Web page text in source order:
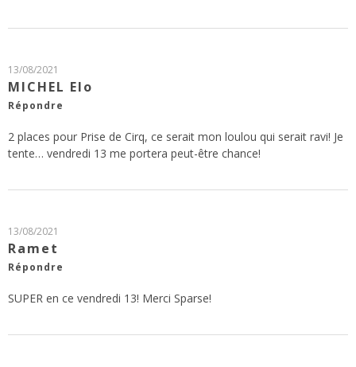
13/08/2021
MICHEL Elo
Répondre
2 places pour Prise de Cirq, ce serait mon loulou qui serait ravi! Je
tente… vendredi 13 me portera peut-être chance!
13/08/2021
Ramet
Répondre
SUPER en ce vendredi 13! Merci Sparse!